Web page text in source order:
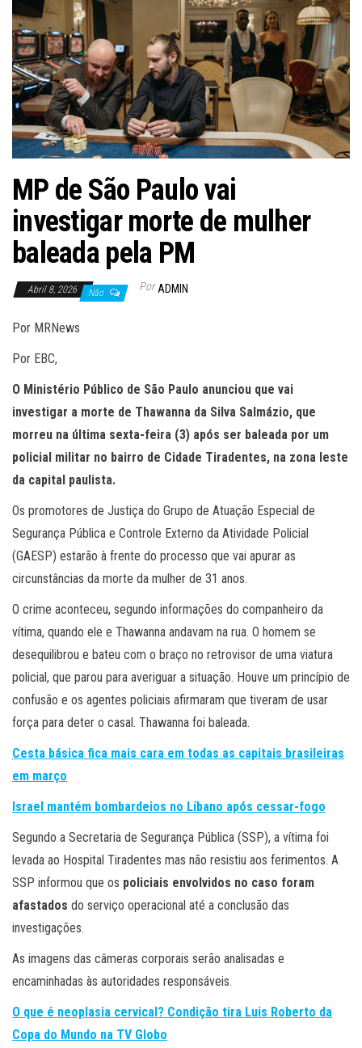
MP de São Paulo vai
investigar morte de mulher
baleada pela PM
Abril 8, 2026 Não Por ADMIN
Por MRNews
Por EBC,
O Ministério Público de São Paulo anunciou que vai
investigar a morte de Thawanna da Silva Salmázio, que
morreu na última sexta-feira (3) após ser baleada por um
policial militar no bairro de Cidade Tiradentes, na zona leste
da capital paulista.
Os promotores de Justiça do Grupo de Atuação Especial de
Segurança Pública e Controle Externo da Atividade Policial
(GAESP) estarão à frente do processo que vai apurar as
circunstâncias da morte da mulher de 31 anos.
O crime aconteceu, segundo informações do companheiro da
vítima, quando ele e Thawanna andavam na rua. O homem se
desequilibrou e bateu com o braço no retrovisor de uma viatura
policial, que parou para averiguar a situação. Houve um princípio de
confusão e os agentes policiais afirmaram que tiveram de usar
força para deter o casal. Thawanna foi baleada.
Cesta básica fica mais cara em todas as capitais brasileiras
em março
Israel mantém bombardeios no Líbano após cessar-fogo
Segundo a Secretaria de Segurança Pública (SSP), a vítima foi
levada ao Hospital Tiradentes mas não resistiu aos ferimentos. A
SSP informou que os policiais envolvidos no caso foram
afastados do serviço operacional até a conclusão das
investigações.
As imagens das câmeras corporais serão analisadas e
encaminhadas às autoridades responsáveis.
O que é neoplasia cervical? Condição tira Luis Roberto da
Copa do Mundo na TV Globo